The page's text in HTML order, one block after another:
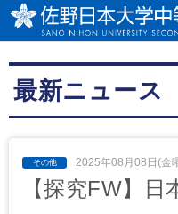
最新ニュース
2025年08月08日(金
【探究FW】